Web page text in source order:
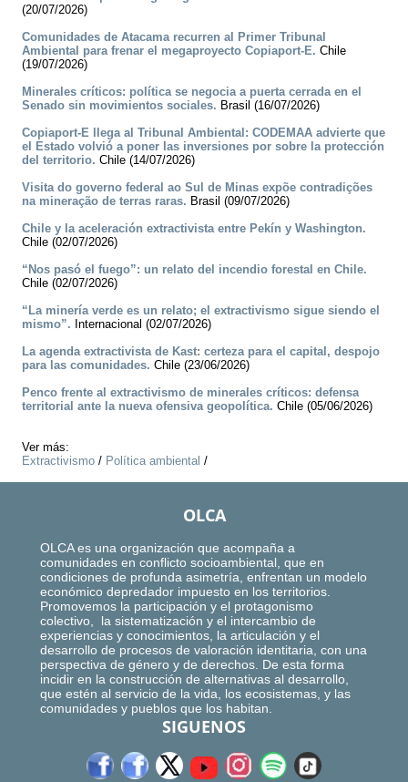
(20/07/2026)
Comunidades de Atacama recurren al Primer Tribunal
Ambiental para frenar el megaproyecto Copiaport-E. Chile
(19/07/2026)
Minerales críticos: política se negocia a puerta cerrada en el
Senado sin movimientos sociales. Brasil (16/07/2026)
Copiaport-E llega al Tribunal Ambiental: CODEMAA advierte que
el Estado volvió a poner las inversiones por sobre la protección
del territorio. Chile (14/07/2026)
Visita do governo federal ao Sul de Minas expõe contradições
na mineração de terras raras. Brasil (09/07/2026)
Chile y la aceleración extractivista entre Pekín y Washington.
Chile (02/07/2026)
“Nos pasó el fuego”: un relato del incendio forestal en Chile.
Chile (02/07/2026)
“La minería verde es un relato; el extractivismo sigue siendo el
mismo”. Internacional (02/07/2026)
La agenda extractivista de Kast: certeza para el capital, despojo
para las comunidades. Chile (23/06/2026)
Penco frente al extractivismo de minerales críticos: defensa
territorial ante la nueva ofensiva geopolítica. Chile (05/06/2026)
Ver más:
Extractivismo / Política ambiental /
OLCA
OLCA es una organización que acompaña a
comunidades en conflicto socioambiental, que en
condiciones de profunda asimetría, enfrentan un modelo
económico depredador impuesto en los territorios.
Promovemos la participación y el protagonismo
colectivo, la sistematización y el intercambio de
experiencias y conocimientos, la articulación y el
desarrollo de procesos de valoración identitaria, con una
perspectiva de género y de derechos. De esta forma
incidir en la construcción de alternativas al desarrollo,
que estén al servicio de la vida, los ecosistemas, y las
comunidades y pueblos que los habitan.
SIGUENOS